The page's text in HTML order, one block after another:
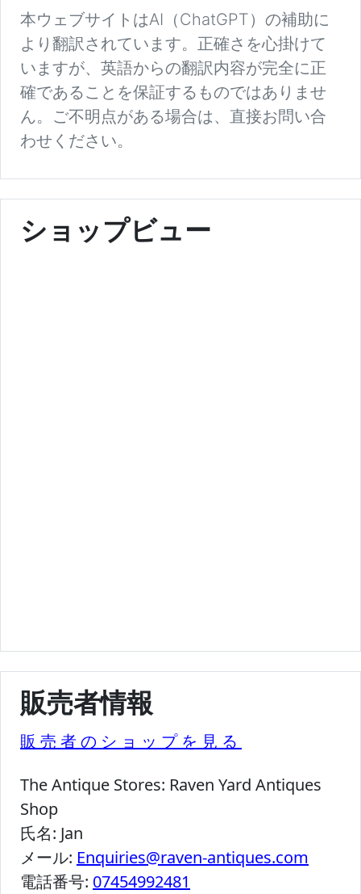
本ウェブサイトはAI（ChatGPT）の補助に
より翻訳されています。正確さを心掛けて
いますが、英語からの翻訳内容が完全に正
確であることを保証するものではありませ
ん。ご不明点がある場合は、直接お問い合
わせください。
ショップビュー
販売者情報
販売者のショップを見る
The Antique Stores: Raven Yard Antiques
Shop
氏名: Jan
メール: Enquiries@raven-antiques.com
電話番号: 07454992481